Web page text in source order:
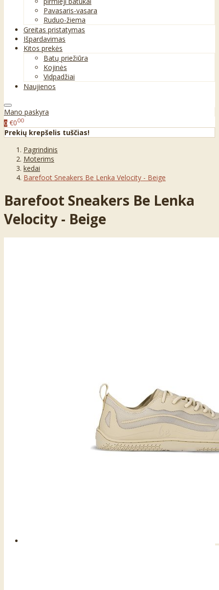
Pavasaris-vasara
Ruduo-žiema
Greitas pristatymas
Išpardavimas
Kitos prekės
Batų priežiūra
Kojinės
Vidpadžiai
Naujienos
Mano paskyra
0 €000
Prekių krepšelis tuščias!
Pagrindinis
Moterims
kedai
Barefoot Sneakers Be Lenka Velocity - Beige
Barefoot Sneakers Be Lenka
Velocity - Beige